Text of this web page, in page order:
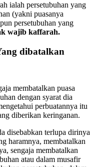
ialah persetubuhan yang
(yakni puasanya
persetubuhan yang
wajib kaffarah.
dibatalkan
membatalkan puasa
dengan syarat dia
perbuatannya itu
diberikan keringanan.
disebabkan terlupa dirinya
haramnya, membatalkan
sengaja membatalkan
atau dalam musafir